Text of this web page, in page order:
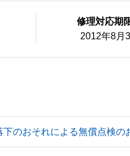
修理対応期
2012年8月
のおそれによる無償点検の